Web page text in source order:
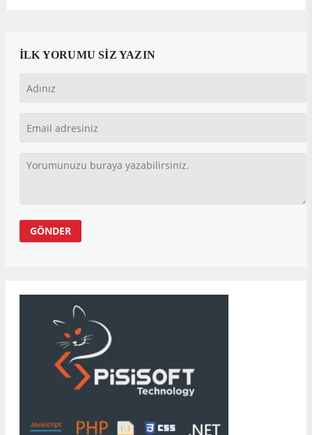
İLK YORUMU SİZ YAZIN